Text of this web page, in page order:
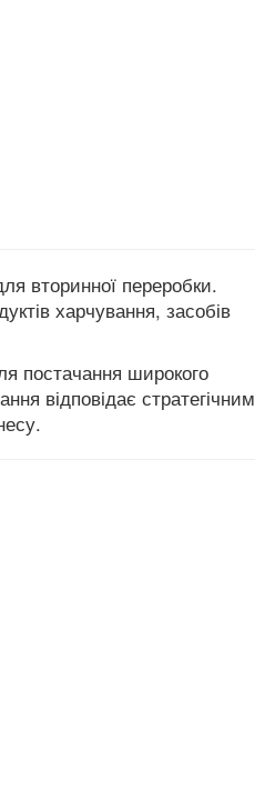
вторинної переробки.
харчування, засобів
постачання широкого
відповідає стратегічним